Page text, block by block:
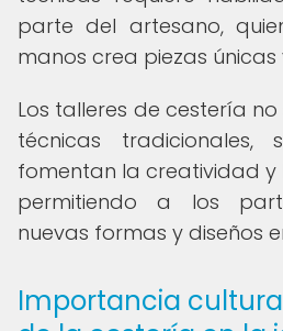
parte del artesano,
manos crea piezas únicas
Los talleres de cestería
técnicas tradicionales,
fomentan la creatividad y
permitiendo a los
nuevas formas y diseños
Importancia